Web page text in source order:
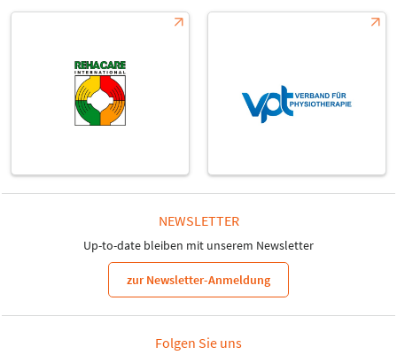
NEWSLETTER
Up-to-date bleiben mit unserem Newsletter
zur Newsletter-Anmeldung
Folgen Sie uns